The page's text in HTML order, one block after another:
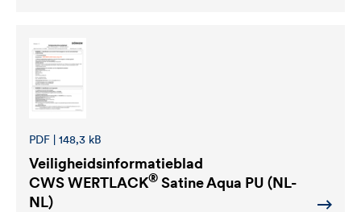
PDF | 148,3 kB
Veiligheidsinformatieblad
CWS WERTLACK® Satine Aqua PU (NL-
NL)